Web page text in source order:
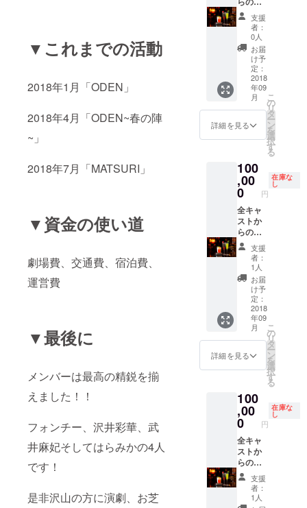
▼これまでの活動
2018年1月「ODEN」
2018年4月「ODEN~春の陣
~」
2018年7月「MATSURI」
▼資金の使い道
劇場費、交通費、宿泊費、
運営費
▼最後に
メンバーは最高の精鋭を揃
えました！！
フォンチー、沢井彩華、武
井麻妃そしてはらみかの4人
です！
是非沢山の方に演劇、お芝
9月22日
13時開
演 専用
付き)➕
会場の
15分前
に一名
様のみ
入れる
VIP体
験、舞
台の裏
側を見
せま
す！1ド
リンク
付き➕両
手に華
付き
チェキ
(好きな
役者2人
と取れ
ます) ＊
9月22日
18時開
演 専用
礼メー
ル➕動画
➕公演チ
ケット
(知り合
いの方
へプレ
ゼント
も可能
です)➕
スペ
シャル
シート➕
りコー
スター➕
手作り
おちょ
こ(作っ
てる時
の動画
付き)➕
会場の
15分前
に一名
様のみ
入れる
VIP体
験、舞
台の裏
側を見
せま
す！1ド
リンク
付き➕両
手に華
付き
チェキ
(好きな
役者2人
と取れ
ます) ＊
9月23日
13時開
演 専用
支援
者：
0人
お届
け予
定：
2018
年09
月
詳細を見る
こ
の
リ
タ
ー
ン
を
選
択
す
る
100
,00
0 円
在庫な
し
全キャ
ストか
らのお
礼メー
ル➕動画
➕公演チ
ケット
(知り合
いの方
へプレ
ゼント
も可能
です)➕
スペ
シャル
シート➕
りコー
スター➕
手作り
おちょ
こ(作っ
てる時
の動画
付き)➕
会場の
15分前
支援
者：
1人
お届
け予
定：
2018
年09
月
詳細を見る
こ
の
リ
タ
ー
ン
を
選
択
す
る
100
,00
0 円
在庫な
し
全キャ
ストか
らのお
礼メー
ル➕動画
➕公演チ
支援
者：
1人